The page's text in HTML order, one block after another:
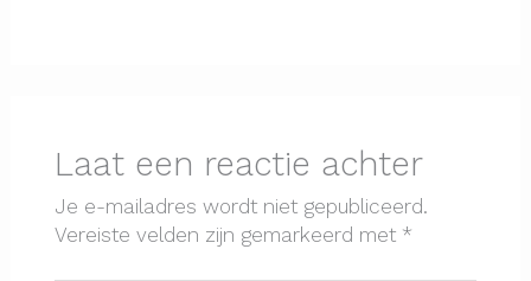
Laat een reactie achter
Je e-mailadres wordt niet gepubliceerd.
Vereiste velden zijn gemarkeerd met *